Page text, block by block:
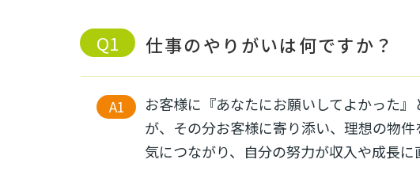
仕事のやりがいは何ですか？
お客様に『あなたにお願いしてよかった
が、その分お客様に寄り添い、理想の物
気につながり、自分の努力が収入や成長に